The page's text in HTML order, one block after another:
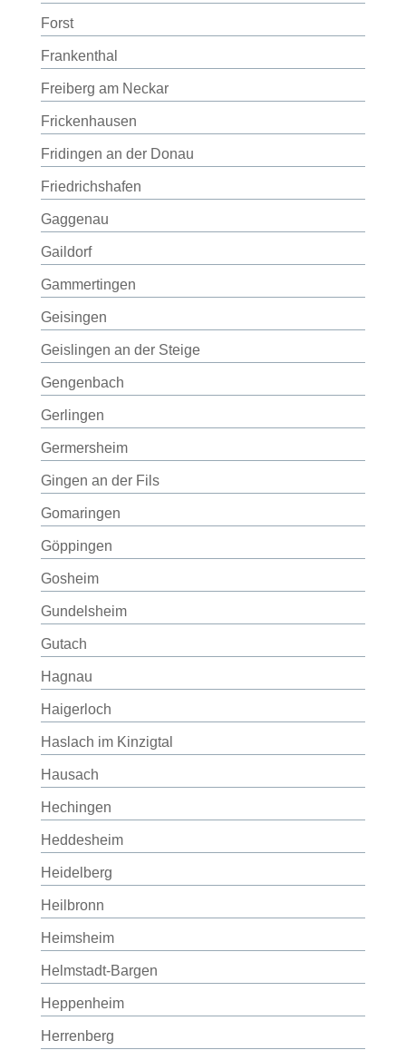
Forst
Frankenthal
Freiberg am Neckar
Frickenhausen
Fridingen an der Donau
Friedrichshafen
Gaggenau
Gaildorf
Gammertingen
Geisingen
Geislingen an der Steige
Gengenbach
Gerlingen
Germersheim
Gingen an der Fils
Gomaringen
Göppingen
Gosheim
Gundelsheim
Gutach
Hagnau
Haigerloch
Haslach im Kinzigtal
Hausach
Hechingen
Heddesheim
Heidelberg
Heilbronn
Heimsheim
Helmstadt-Bargen
Heppenheim
Herrenberg